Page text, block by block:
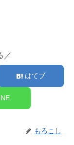
／
はてブ
もろこし